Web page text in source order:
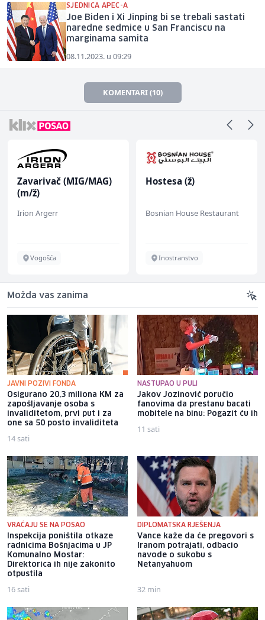
SJEDNICA APEC-A
Joe Biden i Xi Jinping bi se trebali sastati
naredne sedmice u San Franciscu na
marginama samita
08.11.2023. u 09:29
KOMENTARI (10)
Zavarivač (MIG/MAG)
(m/ž)
Irion Argerr
Vogošća
Hostesa (ž)
Bosnian House Restaurant
Inostranstvo
Možda vas zanima
JAVNI POZIVI FONDA
Osigurano 20,3 miliona KM za
zapošljavanje osoba s
invaliditetom, prvi put i za
one sa 50 posto invaliditeta
14 sati
NASTUPAO U PULI
Jakov Jozinović poručio
fanovima da prestanu bacati
mobitele na binu: Pogazit ću ih
11 sati
VRAĆAJU SE NA POSAO
Inspekcija poništila otkaze
radnicima Bošnjacima u JP
Komunalno Mostar:
Direktorica ih nije zakonito
otpustila
16 sati
DIPLOMATSKA RJEŠENJA
Vance kaže da će pregovori s
Iranom potrajati, odbacio
navode o sukobu s
Netanyahuom
32 min